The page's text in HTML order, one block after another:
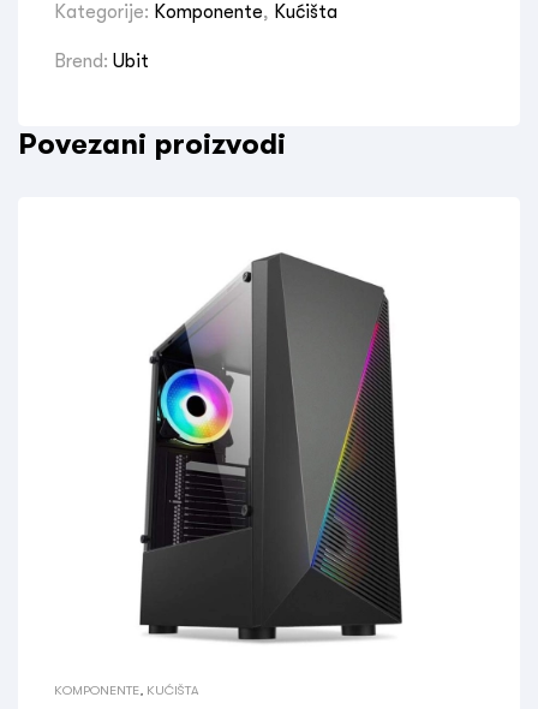
Kategorije: Komponente, Kućišta
Brend: Ubit
Povezani proizvodi
KOMPONENTE KUĆIŠTA